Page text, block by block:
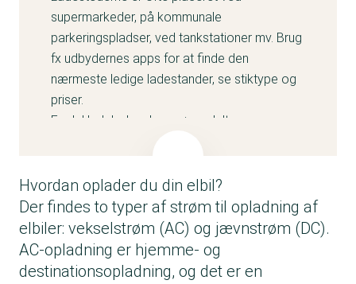
supermarkeder, på kommunale
parkeringspladser, ved tankstationer mv. Brug
fx udbydernes apps for at finde den
nærmeste ledige ladestander, se stiktype og
priser.
En del ladebokse kan gøres delte og
direkte. Det kan være smart til fx naboer eller i
sommerhusområder.
Det er også en mulighed at oplade på andres
ladeboks, hvis du har fået lov til det, og I har
ladeabonnement hos samme udbyder. Her vil
Hvordan oplader du din elbil?
Der findes to typer af strøm til opladning af
elbiler: vekselstrøm (AC) og jævnstrøm (DC).
AC-opladning er hjemme- og
destinationsopladning, og det er en